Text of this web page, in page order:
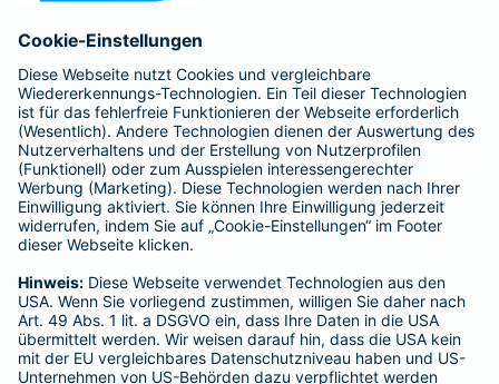
Barmenia ist Teil der BarmeniaGothaer
BELIEBTE SEITEN
Kranken-Zusatzversicherung
Tierversicherungen
Haftpflichtversicherung
Hausratversicherung
Adresse ändern
Schaden melden
Kilometerstandsmeldung
Serviceübersicht